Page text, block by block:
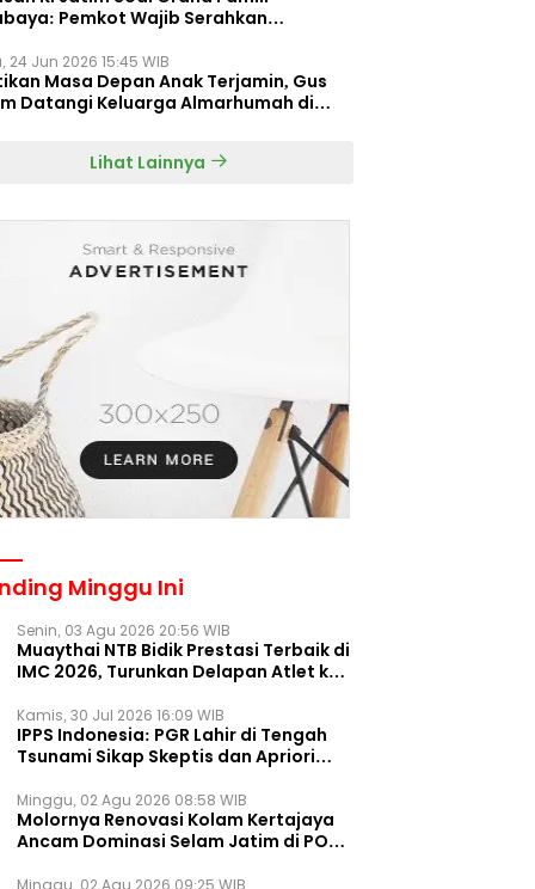
Pemkot Wajib Serahkan
24 Jun 2026 15:45 WIB
Masa Depan Anak Terjamin, Gus
Datangi Keluarga Almarhumah di
Lihat Lainnya
Minggu Ini
Senin, 03 Agu 2026 20:56 WIB
Muaythai NTB Bidik Prestasi Terbaik di
IMC 2026, Turunkan Delapan Atlet ke
Kamis, 30 Jul 2026 16:09 WIB
IPPS Indonesia: PGR Lahir di Tengah
Tsunami Sikap Skeptis dan Apriori
Minggu, 02 Agu 2026 08:58 WIB
Molornya Renovasi Kolam Kertajaya
Ancam Dominasi Selam Jatim di PON
Minggu, 02 Agu 2026 09:25 WIB